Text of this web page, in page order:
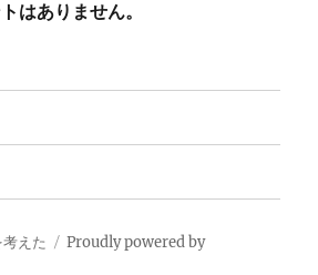
はありません。
えた
Proudly powered by